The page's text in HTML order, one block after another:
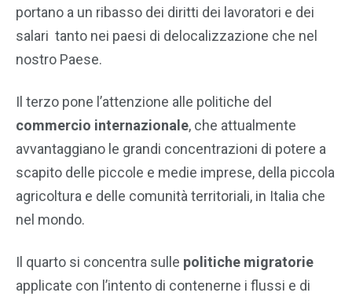
portano a un ribasso dei diritti dei lavoratori e dei
salari tanto nei paesi di delocalizzazione che nel
nostro Paese.
Il terzo pone l’attenzione alle politiche del
commercio internazionale, che attualmente
avvantaggiano le grandi concentrazioni di potere a
scapito delle piccole e medie imprese, della piccola
agricoltura e delle comunità territoriali, in Italia che
nel mondo.
Il quarto si concentra sulle politiche migratorie
applicate con l’intento di contenerne i flussi e di